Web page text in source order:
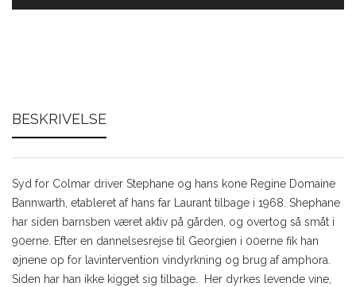
BESKRIVELSE
Syd for Colmar driver Stephane og hans kone Regine Domaine
Bannwarth, etableret af hans far Laurant tilbage i 1968. Shephane
har siden barnsben været aktiv på gården, og overtog så småt i
90erne. Efter en dannelsesrejse til Georgien i 00erne fik han
øjnene op for lavintervention vindyrkning og brug af amphora.
Siden har han ikke kigget sig tilbage. Her dyrkes levende vine,